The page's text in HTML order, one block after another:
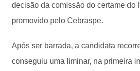
decisão da comissão do certame do
promovido pelo Cebraspe.
Após ser barrada, a candidata
conseguiu uma liminar, na primeira